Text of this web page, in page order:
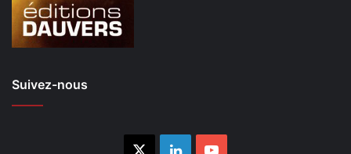
Suivez-nous
LinkedinYouTube